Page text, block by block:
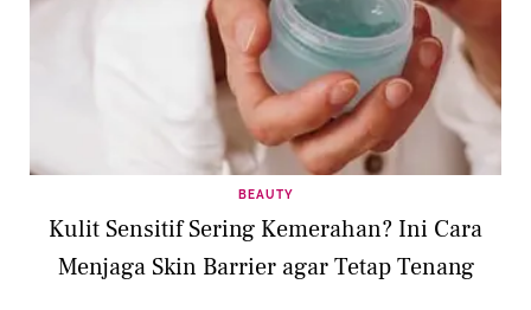
BEAUTY
Kulit Sensitif Sering Kemerahan? Ini Cara
Menjaga Skin Barrier agar Tetap Tenang